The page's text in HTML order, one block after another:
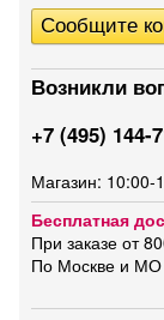
Возникли
+7 (495) 144-
Магазин:
Бесплатная
При заказе от
По Москве и